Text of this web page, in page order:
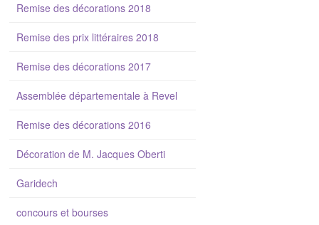
Remise des décorations 2018
Remise des prix littéraires 2018
Remise des décorations 2017
Assemblée départementale à Revel
Remise des décorations 2016
Décoration de M. Jacques Oberti
Garidech
concours et bourses